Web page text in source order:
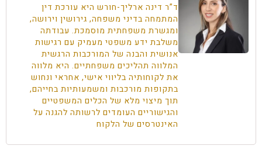
ד”ר דינה ארליך-חורש היא עורכת דין
המתמחה בדיני משפחה, גירושין וירושה,
ומגשרת משפחתית מוסמכת. עבודתה
משלבת ידע משפטי מעמיק עם רגישות
אנושית והבנה של המורכבות הרגשית
המלווה תהליכים משפחתיים. היא מלווה
את לקוחותיה בליווי אישי, אחראי ונחוש
בתקופות מורכבות ומשמעותיות בחייהם,
תוך מיצוי מלא של הכלים המשפטיים
והגישוריים העומדים לרשותה להגנה על
האינטרסים של הלקוח